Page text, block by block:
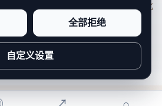
All Rights Reserved. 本网站持续优化
户权利说明，以提升品牌信任感和
范日期归档隐私政策
全部拒绝
自定义设置